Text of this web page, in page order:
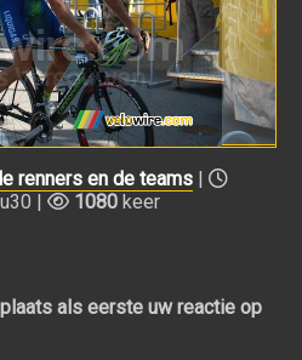
renners en de teams |
|
1080 keer
als eerste uw reactie op